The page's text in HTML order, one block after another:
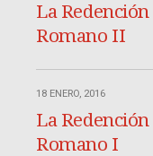
La
Romano II
18 ENERO, 2016
La
Romano I